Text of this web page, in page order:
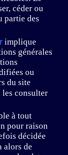
céder ou
partie des
implique
générales
ou
du site
consulter
à tout
pour raison
décidée
alors de